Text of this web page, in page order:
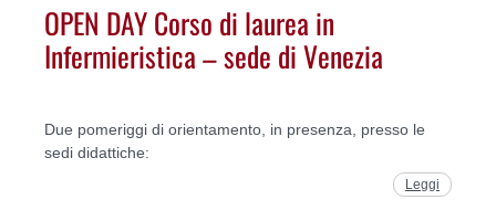
OPEN DAY Corso di laurea in
Infermieristica – sede di Venezia
Due pomeriggi di orientamento, in presenza, presso le
sedi didattiche:
Leggi